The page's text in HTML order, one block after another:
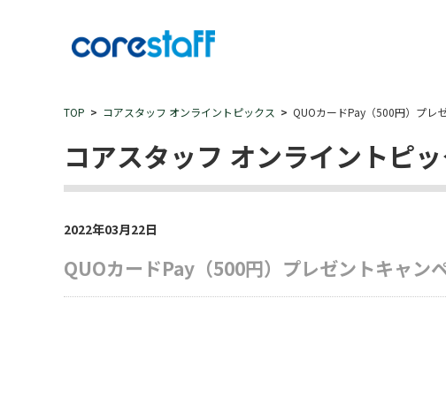
TOP コアスタッフ オンライントピックス QUOカードPay（500円）プレ
コアスタッフ オンライントピ
2022年03月22日
QUOカードPay（500円）プレゼントキャン